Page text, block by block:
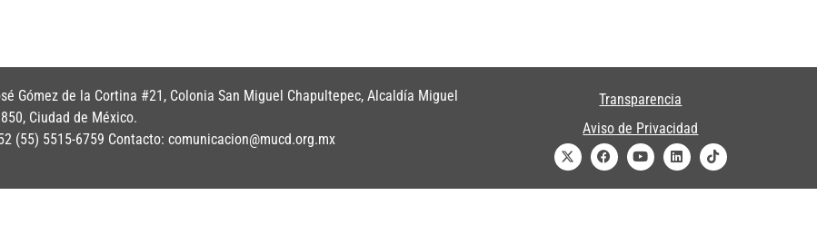
Gómez de la Cortina #21, Colonia San Miguel Chapultepec, Alcaldía Miguel
Ciudad de México.
(55) 5515-6759 Contacto: comunicacion@mucd.org.mx
Transparencia
Aviso de Privacidad